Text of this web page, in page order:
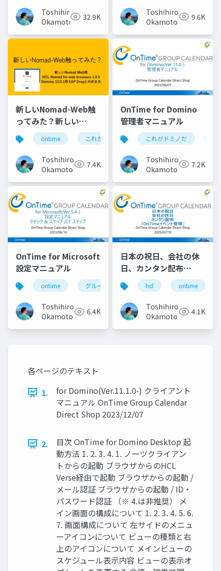
Toshihiro
Okamoto
32.9K
Toshihiro
Okamoto
9.6K
新しいNomad-Web触
ってみた？新しい
Nomad Web用 HCL
Nomad for web
browsers 1.0.5
Domino 12.0.1用 EAP
Drop3 の歩き方
ontime これがドミノだ domino hcl
Toshihiro
Okamoto
7.4K
OnTime for Domino
管理者マニュアル
これがドミノだ
Toshihiro
Okamoto
7.2K
OnTime for Microsoft
設定マニュアル
ontime グループカレンダー 組織カレンダー
Toshihiro
Okamoto
6.4K
日本の祝日、会社の休
日、カンタン配布
「OnTimeイベント管
理」 第76回のの会登
壇資料 2025年7月10
日(木)
hcl ontime
Toshihiro
Okamoto
4.1K
各ページのテキスト
1.
for Domino(Ver.11.1.0-) クライアント
マニュアル OnTime Group Calendar
Direct Shop 2023/12/07
2.
目次 OnTime for Domino Desktop 起
動方法 1. 2. 3. 4. 1. ノーツクライアン
トからの起動 ブラウザからのHCL
Verse経由で起動 ブラウザからの起動 /
メール認証 ブラウザからの起動 / ID・
パスワード認証 （※ 4.は非推奨） メ
イン画面の構成について 1. 2. 3. 4. 5. 6.
7. 画面構成について 左サイドのメニュ
ーアイコンについて ビューの種類と右
上のアイコンについて メインビューの
スケジュール表示内容 ビューの表示オ